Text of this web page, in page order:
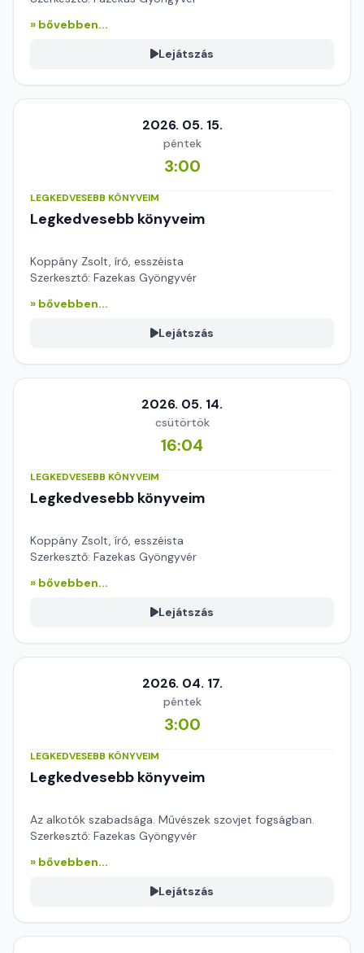
» bővebben...
Lejátszás
2026. 05. 15.
péntek
3:00
LEGKEDVESEBB KÖNYVEIM
Legkedvesebb könyveim
Koppány Zsolt, író, esszéista
Szerkesztő: Fazekas Gyöngyvér
» bővebben...
Lejátszás
2026. 05. 14.
csütörtök
16:04
LEGKEDVESEBB KÖNYVEIM
Legkedvesebb könyveim
Koppány Zsolt, író, esszéista
Szerkesztő: Fazekas Gyöngyvér
» bővebben...
Lejátszás
2026. 04. 17.
péntek
3:00
LEGKEDVESEBB KÖNYVEIM
Legkedvesebb könyveim
Az alkotók szabadsága. Művészek szovjet fogságban.
Szerkesztő: Fazekas Gyöngyvér
» bővebben...
Lejátszás